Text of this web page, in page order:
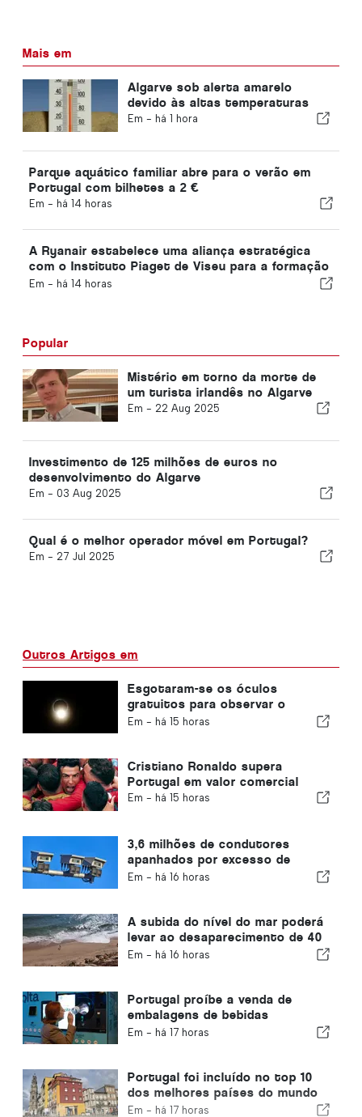
Mais em
Algarve sob alerta amarelo
devido às altas temperaturas
Em - há 1 hora
Parque aquático familiar abre para o verão em
Portugal com bilhetes a 2 €
Em - há 14 horas
A Ryanair estabelece uma aliança estratégica
com o Instituto Piaget de Viseu para a formação
no setor da aviação em Portugal
Em - há 14 horas
Popular
Mistério em torno da morte de
um turista irlandês no Algarve
Em - 22 Aug 2025
Investimento de 125 milhões de euros no
desenvolvimento do Algarve
Em - 03 Aug 2025
Qual é o melhor operador móvel em Portugal?
Em - 27 Jul 2025
Outros Artigos em
Esgotaram-se os óculos
gratuitos para observar o
eclipse solar total em Portugal
Em - há 15 horas
Cristiano Ronaldo supera
Portugal em valor comercial
Em - há 15 horas
3,6 milhões de condutores
apanhados por excesso de
velocidade em Portugal nos
Em - há 16 horas
A subida do nível do mar poderá
levar ao desaparecimento de 40
por cento das praias de
Em - há 16 horas
Portugal proíbe a venda de
embalagens de bebidas
descartáveis sem o selo «Volta»
Em - há 17 horas
Portugal foi incluído no top 10
dos melhores países do mundo
para expatriados
Em - há 17 horas